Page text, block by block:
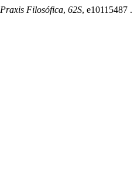
Praxis Filosófica, 62S, e10115487 .